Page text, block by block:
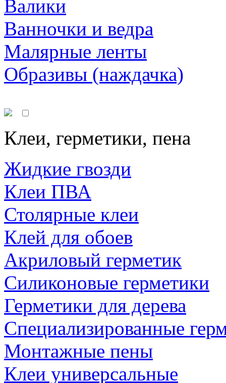
Валики
Ванночки и ведра
Малярные ленты
Образивы (наждачка)
Клеи, герметики, пена
Жидкие гвозди
Клеи ПВА
Столярные клеи
Клей для обоев
Акриловый герметик
Силиконовые герметики
Герметики для дерева
Специализированные
Монтажные пены
Клеи универсальные